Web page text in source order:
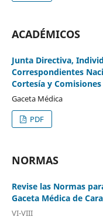
ACADÉMICOS
Junta Directiva,
Correspondientes
Cortesía y
Gaceta Médica
PDF
NORMAS
Revise las Normas
Gaceta Médica de
VI-VIII